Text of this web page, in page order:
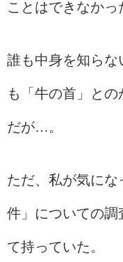
ことはできなかっ
誰も中身を知ら
も「牛の首」と
だが…。
ただ、私が気に
件」についての
て持っていた。